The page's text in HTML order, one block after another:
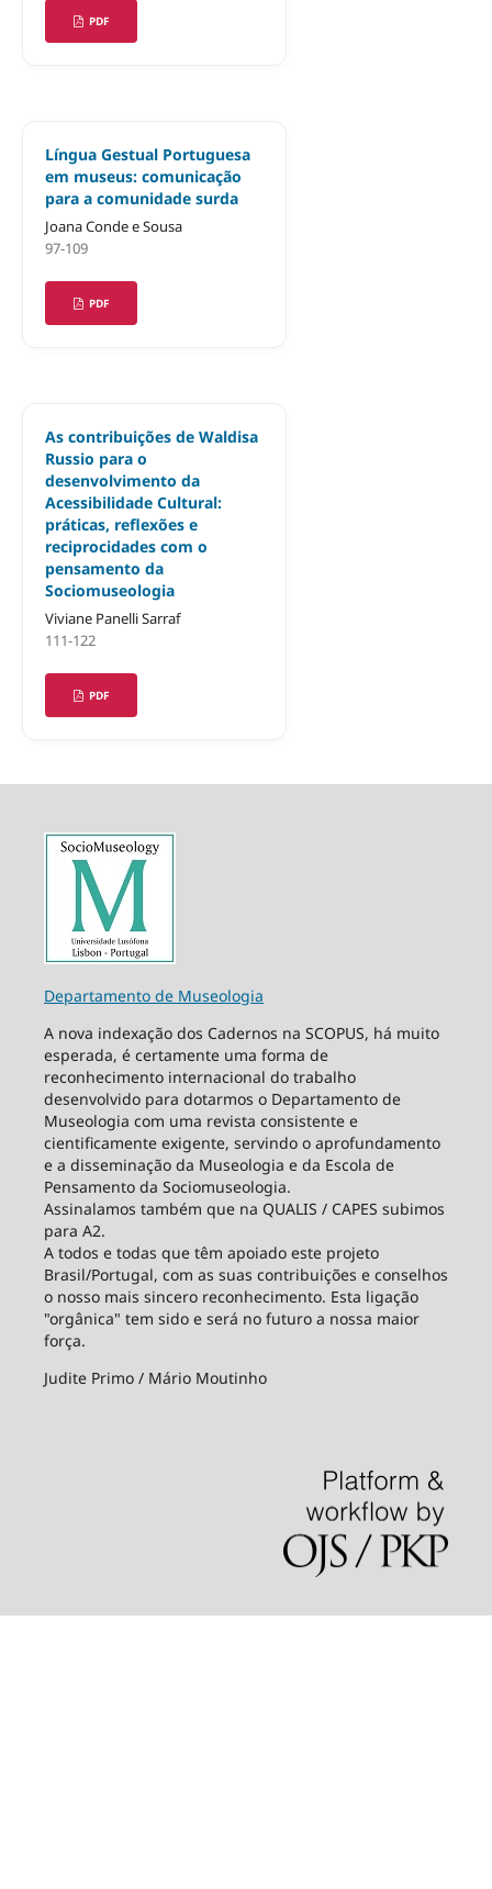
PDF
Língua Gestual Portuguesa
em museus: comunicação
para a comunidade surda
Joana Conde e Sousa
97-109
PDF
As contribuições de Waldisa
Russio para o
desenvolvimento da
Acessibilidade Cultural:
práticas, reflexões e
reciprocidades com o
pensamento da
Sociomuseologia
Viviane Panelli Sarraf
111-122
PDF
Departamento de Museologia
A nova indexação dos Cadernos na SCOPUS, há muito
esperada, é certamente uma forma de
reconhecimento internacional do trabalho
desenvolvido para dotarmos o Departamento de
Museologia com uma revista consistente e
cientificamente exigente, servindo o aprofundamento
e a disseminação da Museologia e da Escola de
Pensamento da Sociomuseologia.
Assinalamos também que na QUALIS / CAPES subimos
para A2.
A todos e todas que têm apoiado este projeto
Brasil/Portugal, com as suas contribuições e conselhos
o nosso mais sincero reconhecimento. Esta ligação
"orgânica" tem sido e será no futuro a nossa maior
força.
Judite Primo / Mário Moutinho